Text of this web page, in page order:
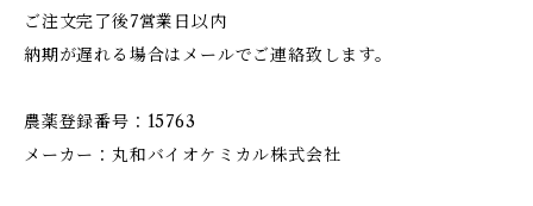
ご注文完了後7営業日以内
納期が遅れる場合はメールでご連絡致します。
農薬登録番号：15763
メーカー：丸和バイオケミカル株式会社